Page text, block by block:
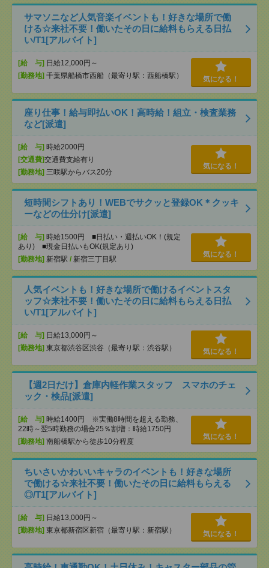
サマソニなど人気音楽イベントも！好きな場所で働
ける☆来社不要！働いたその日に給料もらえる日払
い/T1[アルバイト]
[給 与] 日給12,000円～
[勤務地] 千葉県船橋市西船（最寄り駅：西船橋駅） 気になる！
座り仕事！給与即払いOK！高時給！組立・検査業務
など[派遣]
[給 与] 時給2000円
[交通費]交通費支給有り
[勤務地] 三咲駅からバス20分
気になる！
短時間シフトあり！WEBでサクッと登録OK＊クッキ
ーなどの仕分け[派遣]
[給 与] 時給1500円 ■日払い・週払いOK！(規定
あり) ■現金日払いもOK(規定あり)
[勤務地] 新宿駅 / 新宿三丁目駅
気になる！
人気イベントも！好きな場所で働けるイベントスタ
ッフ☆来社不要！働いたその日に給料もらえる日払
い/T1[アルバイト]
[給 与] 日給13,000円～
[勤務地] 東京都渋谷区渋谷（最寄り駅：渋谷駅） 気になる！
【週2日だけ】倉庫内軽作業スタッフ スマホのチェ
ック・検品[派遣]
[給 与] 時給1400円 ※実働8時間を超える勤務、
22時～翌5時勤務の場合25％割増：時給1750円
[勤務地] 南船橋駅から徒歩10分程度
気になる！
ちいさいかわいいキャラのイベントも！好きな場所
で働ける☆来社不要！働いたその日に給料もらえる
◎/T1[アルバイト]
[給 与] 日給13,000円～
[勤務地] 東京都新宿区新宿（最寄り駅：新宿駅） 気になる！